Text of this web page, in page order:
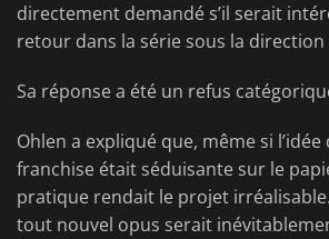
directement demandé s’il serait
retour dans la série sous la direction
Sa réponse a été un refus
Ohlen a expliqué que, même si
franchise était séduisante sur le
pratique rendait le projet
tout nouvel opus serait